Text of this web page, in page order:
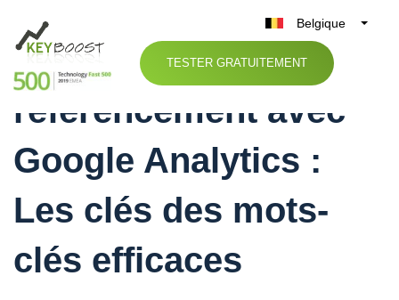
Belgique
België
Nederland
UK
Italia
TESTER GRATUITEMENT
Optimisez votre
référencement avec
Google Analytics :
Les clés des mots-
clés efficaces